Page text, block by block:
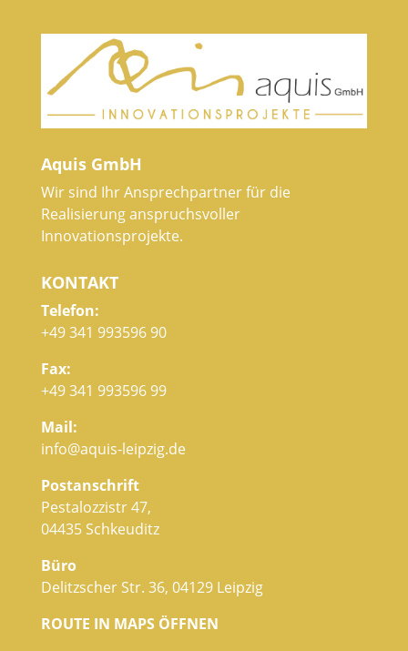
Aquis GmbH
Wir sind Ihr Ansprechpartner für die
Realisierung anspruchsvoller
Innovationsprojekte.
KONTAKT
Telefon:
+49 341 993596 90
Fax:
+49 341 993596 99
Mail:
info@aquis-leipzig.de
Postanschrift
Pestalozzistr 47,
04435 Schkeuditz
Büro
Delitzscher Str. 36, 04129 Leipzig
ROUTE IN MAPS ÖFFNEN